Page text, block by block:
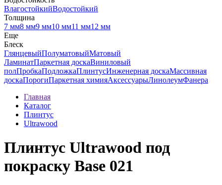
ВлагостойкийВодостойкий
Толщина
7 мм8 мм9 мм10 мм11 мм12 мм
Еще
Блеск
ГлянцевыйПолуматовыйМатовый
ЛаминатПаркетная доскаВиниловый
полПробкаПодложкаПлинтусИнженерная доскаМассивная
доскаПорогиПаркетная химияАксессуарыЛинолеумФанера
Главная
Каталог
Плинтус
Ultrawood
Плинтус Ultrawood под
покраску Base 021